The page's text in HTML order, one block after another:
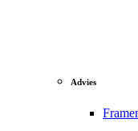
Advies